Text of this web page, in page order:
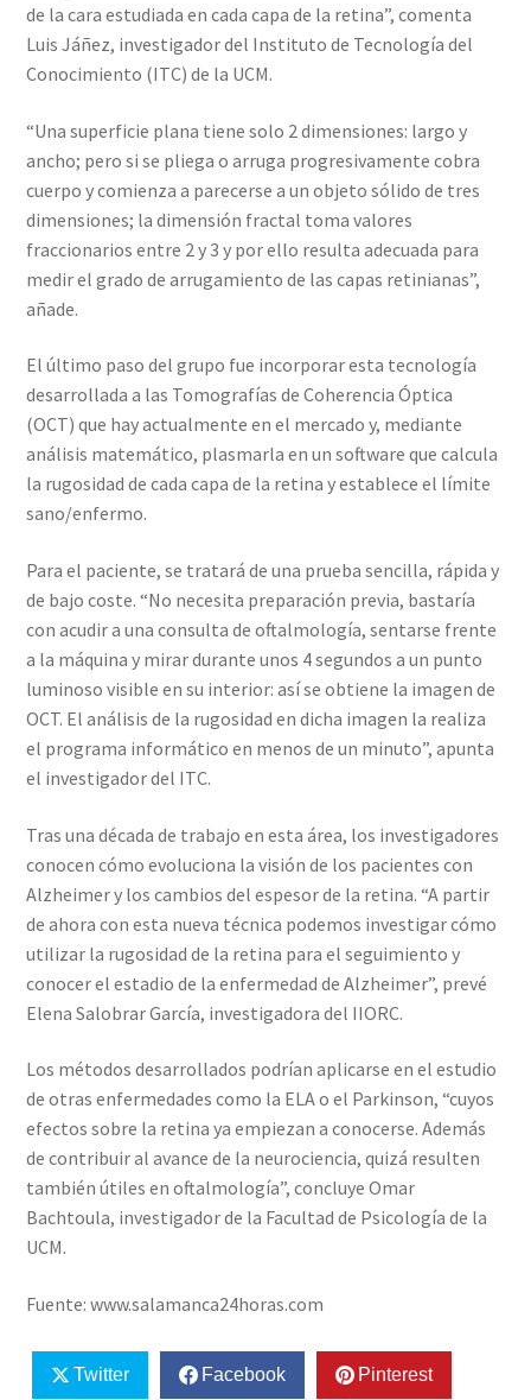
de la cara estudiada en cada capa de la retina”, comenta
Luis Jáñez, investigador del Instituto de Tecnología del
Conocimiento (ITC) de la UCM.
“Una superficie plana tiene solo 2 dimensiones: largo y
ancho; pero si se pliega o arruga progresivamente cobra
cuerpo y comienza a parecerse a un objeto sólido de tres
dimensiones; la dimensión fractal toma valores
fraccionarios entre 2 y 3 y por ello resulta adecuada para
medir el grado de arrugamiento de las capas retinianas”,
añade.
El último paso del grupo fue incorporar esta tecnología
desarrollada a las Tomografías de Coherencia Óptica
(OCT) que hay actualmente en el mercado y, mediante
análisis matemático, plasmarla en un software que calcula
la rugosidad de cada capa de la retina y establece el límite
sano/enfermo.
Para el paciente, se tratará de una prueba sencilla, rápida y
de bajo coste. “No necesita preparación previa, bastaría
con acudir a una consulta de oftalmología, sentarse frente
a la máquina y mirar durante unos 4 segundos a un punto
luminoso visible en su interior: así se obtiene la imagen de
OCT. El análisis de la rugosidad en dicha imagen la realiza
el programa informático en menos de un minuto”, apunta
el investigador del ITC.
Tras una década de trabajo en esta área, los investigadores
conocen cómo evoluciona la visión de los pacientes con
Alzheimer y los cambios del espesor de la retina. “A partir
de ahora con esta nueva técnica podemos investigar cómo
utilizar la rugosidad de la retina para el seguimiento y
conocer el estadio de la enfermedad de Alzheimer”, prevé
Elena Salobrar García, investigadora del IIORC.
Los métodos desarrollados podrían aplicarse en el estudio
de otras enfermedades como la ELA o el Parkinson, “cuyos
efectos sobre la retina ya empiezan a conocerse. Además
de contribuir al avance de la neurociencia, quizá resulten
también útiles en oftalmología”, concluye Omar
Bachtoula, investigador de la Facultad de Psicología de la
UCM.
Fuente: www.salamanca24horas.com
Twitter Facebook Pinterest